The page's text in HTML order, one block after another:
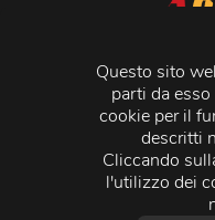
Questo sito
parti da
cookie per il
descritti
Cliccando
l'utilizzo dei
Via
C.C.I.A.A. -
Registro delle
Fiscale e Partita Iva
Credits:Crea